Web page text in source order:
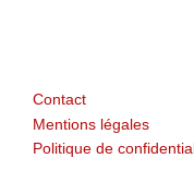
Contact
Mentions légales
Politique de